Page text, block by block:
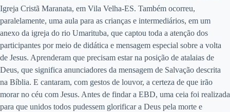
Igreja Cristã Maranata, em Vila Velha-ES. Também ocorreu,
paralelamente, uma aula para as crianças e intermediários, em um
anexo da igreja do rio Umarituba, que captou toda a atenção dos
participantes por meio de didática e mensagem especial sobre a volta
de Jesus. Aprenderam que precisam estar na posição de atalaias de
Deus, que significa anunciadores da mensagem de Salvação descrita
na Bíblia. E cantaram, com gestos de louvor, a certeza de que irão
morar no céu com Jesus. Antes de findar a EBD, uma ceia foi realizada
para que unidos todos pudessem glorificar a Deus pela morte e